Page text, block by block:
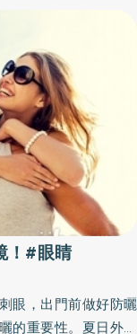
法／采實文化）
類會讓血糖一口氣
的影響下體力就會
近有股限制醣類攝取
生活和眼睛健康有
眼科醫師自己在用的
遠減緩眼睛疲勞，內
特別提供保眼護喉
保護眼睛。養生茶
健，沖煮的藥材取得
有清熱涼血、生津止
炎止痛，還能調解血
縮，達到降低眼睛和
含有甘草次酸能降低
米黃質，具有抗氧化
蔔素，會在體內轉
頭部脹痛的功效。熬
羅漢果1個、菊花4
開水適量。將羅漢果
水適量，大火煮開，
！#眼睛
眼，出門前做好防曬
的重要性。夏日外出